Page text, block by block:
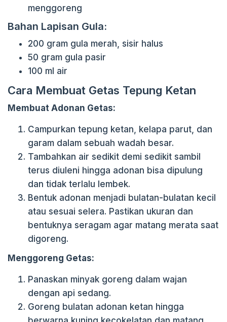
menggoreng
Bahan Lapisan Gula:
200 gram gula merah, sisir halus
50 gram gula pasir
100 ml air
Cara Membuat Getas Tepung Ketan
Membuat Adonan Getas:
Campurkan tepung ketan, kelapa parut, dan
garam dalam sebuah wadah besar.
Tambahkan air sedikit demi sedikit sambil
terus diuleni hingga adonan bisa dipulung
dan tidak terlalu lembek.
Bentuk adonan menjadi bulatan-bulatan kecil
atau sesuai selera. Pastikan ukuran dan
bentuknya seragam agar matang merata saat
digoreng.
Menggoreng Getas:
Panaskan minyak goreng dalam wajan
dengan api sedang.
Goreng bulatan adonan ketan hingga